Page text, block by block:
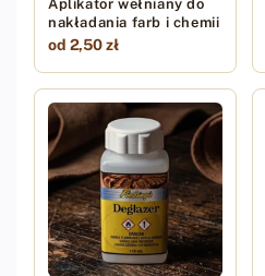
Aplikator wełniany do
nakładania farb i chemii
od 2,50 zł